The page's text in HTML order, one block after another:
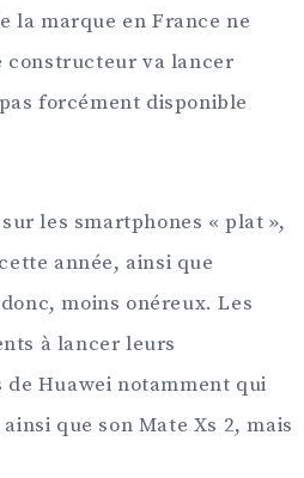
la marque en France ne
constructeur va lancer
forcément disponible
les smartphones « plat »,
année, ainsi que
moins onéreux. Les
à lancer leurs
de Huawei notamment qui
que son Mate Xs 2, mais